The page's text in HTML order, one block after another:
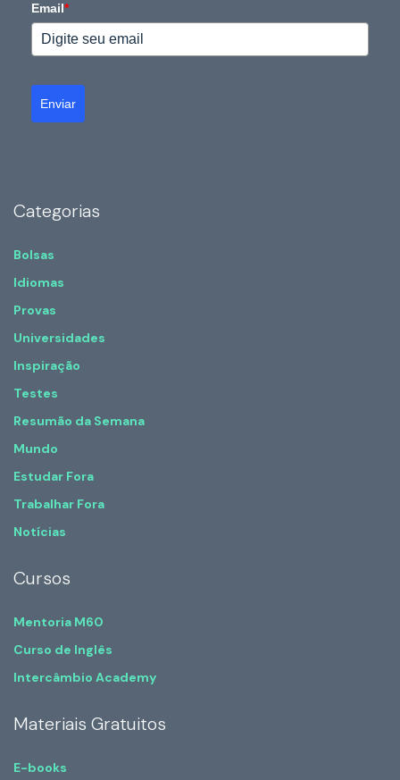
Email*
Enviar
Categorias
Bolsas
Idiomas
Provas
Universidades
Inspiração
Testes
Resumão da Semana
Mundo
Estudar Fora
Trabalhar Fora
Notícias
Cursos
Mentoria M60
Curso de Inglês
Intercâmbio Academy
Materiais Gratuitos
E-books